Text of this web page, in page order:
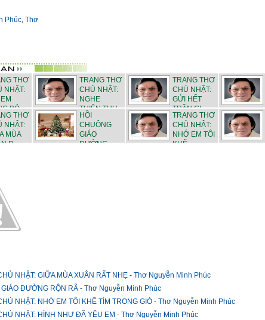
Phúc, Thơ
THƠ
NHẬT:
BỎ ...
TRANG THƠ
CHỦ NHẬT:
NGHE
THIÊN THU
TRANG THƠ
CHỦ NHẬT:
GỬI HẾT
TRẦN GI...
THƠ
NHẬT:
MÙA
R...
HỒI
CHUÔNG
GIÁO
ĐƯỜNG
TRANG THƠ
CHỦ NHẬT:
NHỚ EM TÔI
KHẼ ...
NHẬT: GIỮA MÙA XUÂN RẤT NHẸ - Thơ Nguyễn Minh Phúc
GIÁO ĐƯỜNG RỘN RÃ - Thơ Nguyễn Minh Phúc
NHẬT: NHỚ EM TÔI KHẼ TÌM TRONG GIÓ - Thơ Nguyễn Minh Phúc
NHẬT: HÌNH NHƯ ĐÃ YÊU EM - Thơ Nguyễn Minh Phúc